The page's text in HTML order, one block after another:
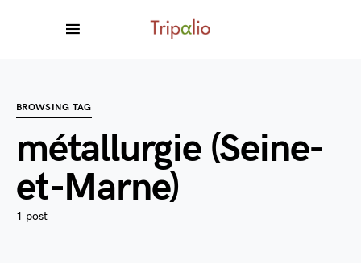
BROWSING TAG
métallurgie (Seine-
et-Marne)
1 post